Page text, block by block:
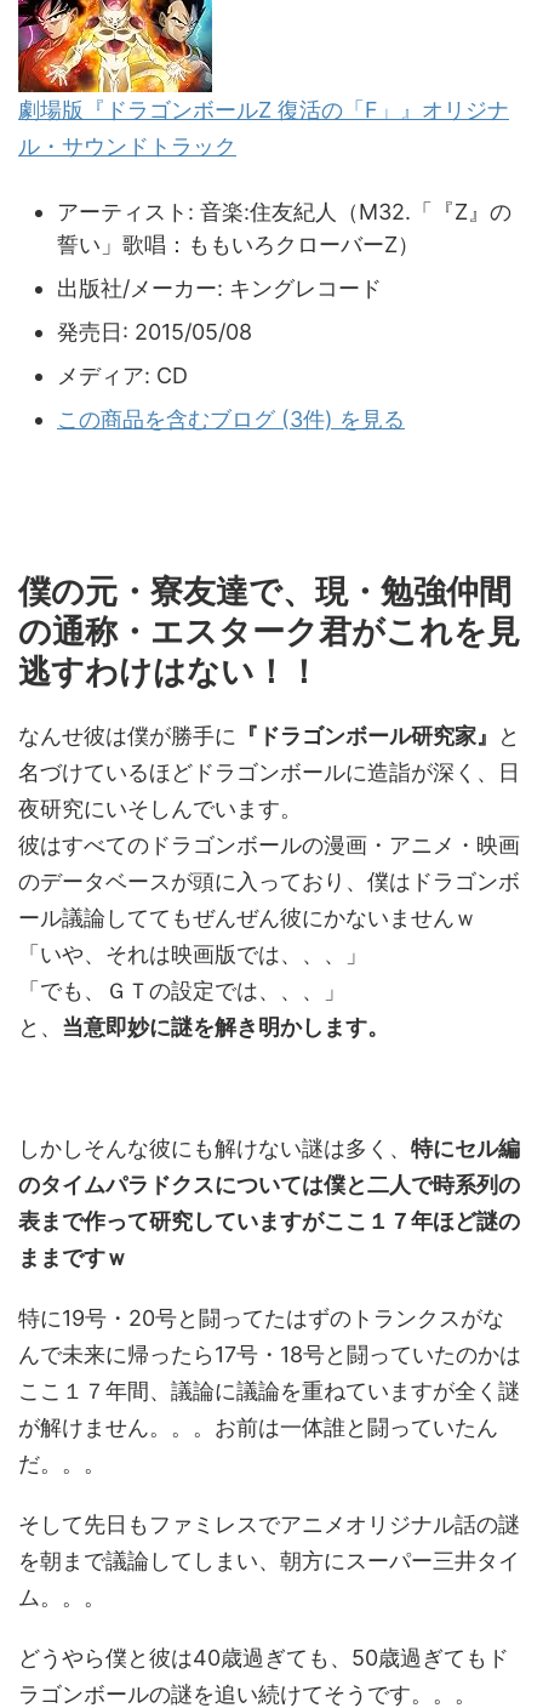
劇場版『ドラゴンボールZ 復活の「F」』オリジナ
ル・サウンドトラック
アーティスト: 音楽:住友紀人（M32.「『Z』の
誓い」歌唱：ももいろクローバーZ）
出版社/メーカー: キングレコード
発売日: 2015/05/08
メディア: CD
この商品を含むブログ (3件) を見る
僕の元・寮友達で、現・勉強仲間
の通称・エスターク君がこれを見
逃すわけはない！！
なんせ彼は僕が勝手に 『ドラゴンボール研究家』
と
名づけているほどドラゴンボールに造詣が深く、日
夜研究にいそしんでいます。
彼はすべてのドラゴンボールの漫画・アニメ・映画
のデータベースが頭に入っており、僕はドラゴンボ
ール議論しててもぜんぜん彼にかないませんｗ
「いや、それは映画版では、、、」
「でも、ＧＴの設定では、、、」
と、 当意即妙に謎を解き明かします。
しかしそんな彼にも解けない謎は多く、 特にセル編
のタイムパラドクスについては僕と二人で時系列の
表まで作って研究していますがここ１７年ほど謎の
ままですｗ
特に19号・20号と闘ってたはずのトランクスがな
んで未来に帰ったら17号・18号と闘っていたのかは
ここ１７年間、議論に議論を重ねていますが全く謎
が解けません。。。お前は一体誰と闘っていたん
だ。。。
そして先日もファミレスでアニメオリジナル話の謎
を朝まで議論してしまい、朝方にスーパー三井タイ
ム。。。
どうやら僕と彼は40歳過ぎても、50歳過ぎてもド
ラゴンボールの謎を追い続けてそうです。。。